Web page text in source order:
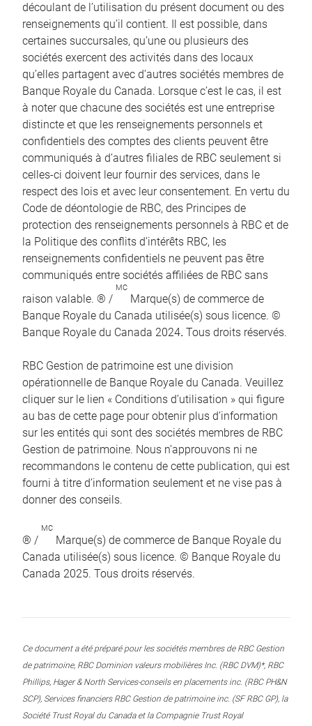
découlant de l’utilisation du présent document ou des
renseignements qu’il contient. Il est possible, dans
certaines succursales, qu’une ou plusieurs des
sociétés exercent des activités dans des locaux
qu’elles partagent avec d’autres sociétés membres de
Banque Royale du Canada. Lorsque c’est le cas, il est
à noter que chacune des sociétés est une entreprise
distincte et que les renseignements personnels et
confidentiels des comptes des clients peuvent être
communiqués à d’autres filiales de RBC seulement si
celles-ci doivent leur fournir des services, dans le
respect des lois et avec leur consentement. En vertu du
Code de déontologie de RBC, des Principes de
protection des renseignements personnels à RBC et de
la Politique des conflits d’intérêts RBC, les
renseignements confidentiels ne peuvent pas être
communiqués entre sociétés affiliées de RBC sans
raison valable. ® /
MC
Marque(s) de commerce de
Banque Royale du Canada utilisée(s) sous licence. ©
Banque Royale du Canada 2024. Tous droits réservés.
RBC Gestion de patrimoine est une division
opérationnelle de Banque Royale du Canada. Veuillez
cliquer sur le lien « Conditions d’utilisation » qui figure
au bas de cette page pour obtenir plus d’information
sur les entités qui sont des sociétés membres de RBC
Gestion de patrimoine. Nous n’approuvons ni ne
recommandons le contenu de cette publication, qui est
fourni à titre d’information seulement et ne vise pas à
donner des conseils.
® /
MC
Marque(s) de commerce de Banque Royale du
Canada utilisée(s) sous licence. © Banque Royale du
Canada 2025. Tous droits réservés.
Ce document a été préparé pour les sociétés membres de RBC Gestion
de patrimoine, RBC Dominion valeurs mobilières Inc. (RBC DVM)*, RBC
Phillips, Hager & North Services-conseils en placements inc. (RBC PH&N
SCP), Services financiers RBC Gestion de patrimoine inc. (SF RBC GP), la
Société Trust Royal du Canada et la Compagnie Trust Royal